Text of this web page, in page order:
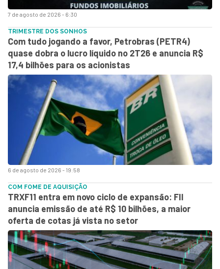
7 de agosto de 2026 - 6:30
6 de agosto de 2026 - 19:58
TRIMESTRE DOS SONHOS
Com tudo jogando a favor, Petrobras (PETR4)
quase dobra o lucro líquido no 2T26 e anuncia R$
17,4 bilhões para os acionistas
COM FOME DE AQUISIÇÃO
TRXF11 entra em novo ciclo de expansão: FII
anuncia emissão de até R$ 10 bilhões, a maior
oferta de cotas já vista no setor